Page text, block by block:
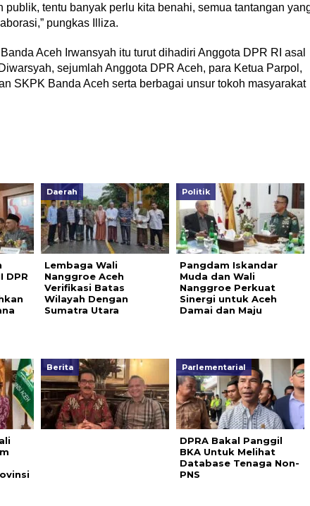
tentu banyak perlu kita benahi, semua tantangan
pungkas Illiza.
Aceh Irwansyah itu turut dihadiri Anggota DPR RI asal
sejumlah Anggota DPR Aceh, para Ketua Parpol,
SKPK Banda Aceh serta berbagai unsur tokoh masyarakat
DPR
Daerah
Lembaga Wali
Nanggroe Aceh
Verifikasi Batas
Wilayah Dengan
Sumatra Utara
Politik
Pangdam Iskandar
Muda dan Wali
Nanggroe Perkuat
Sinergi untuk Aceh
Damai dan Maju
Berita Parlementarial
DPRA Bakal Panggil
BKA Untuk Melihat
Database Tenaga Non-
PNS